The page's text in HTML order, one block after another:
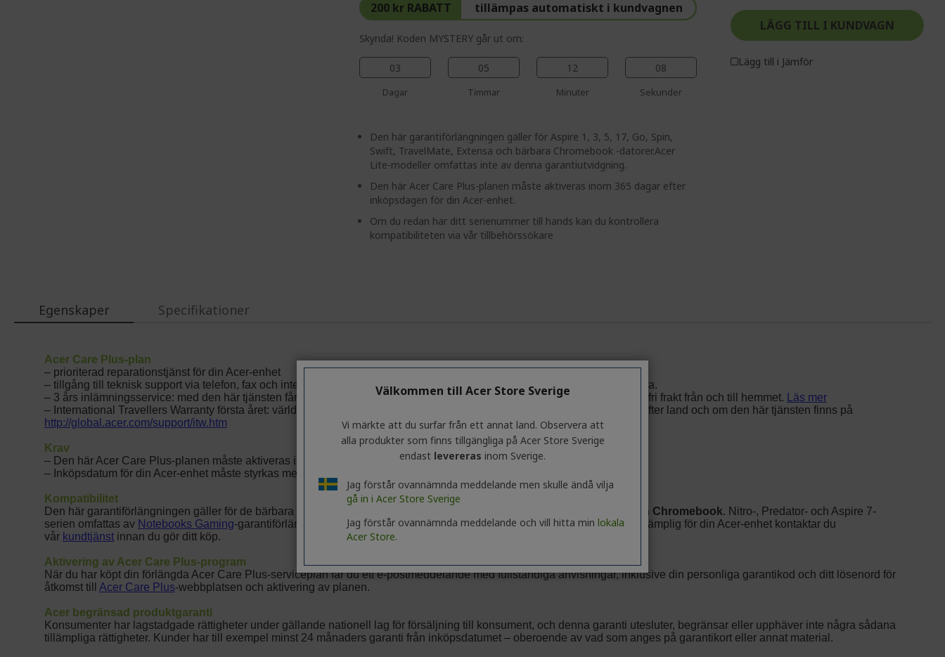
%%%%%%%%%%%%%%%%%%%%%%%%%%%%%%%%%
%%%%%%%%%%%%%%%%%%%%%%%%%%%%%%%%%
%%%%%%%%%%%%%%%%%%%%%%%%%%%%%%%%%
%%%%%%%%%%%%%%%%%%%%%%%%%%%%%%%%%
%%%%%%%%%%%%%%%%%%%%%%%%%%%%%%%%%
200 kr RABATT tillämpas automatiskt i kundvagnen
Skynda! Koden MYSTERY går ut om:
03
Dagar
05
Timmar
12
Minuter
08
Sekunder
Den här garantiförlängningen gäller för Aspire 1, 3, 5, 17, Go, Spin,
Swift, TravelMate, Extensa och bärbara Chromebook -datorer.Acer
Lite-modeller omfattas inte av denna garantiutvidgning.
Den här Acer Care Plus-planen måste aktiveras inom 365 dagar efter
inköpsdagen för din Acer-enhet.
Om du redan har ditt serienummer till hands kan du kontrollera
kompatibiliteten via vår tillbehörssökare
LÄGG TILL I KUNDVAGN
Lägg till i Jämför
Egenskaper Specifikationer
Välkommen till Acer Store Sverige
Vi märkte att du surfar från ett annat land. Observera att
alla produkter som finns tillgängliga på Acer Store Sverige
endast levereras inom Sverige.
Jag förstår ovannämnda meddelande men skulle ändå vilja
gå in i Acer Store Sverige
Jag förstår ovannämnda meddelande och vill hitta min lokala
Acer Store.